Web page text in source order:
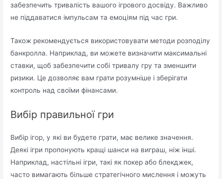
забезпечить тривалість вашого ігрового досвіду. Важливо
не піддаватися імпульсам та емоціям під час гри.
Також рекомендується використовувати методи розподілу
банкролла. Наприклад, ви можете визначити максимальні
ставки, щоб забезпечити собі тривалу гру та зменшити
ризики. Це дозволяє вам грати розумніше і зберігати
контроль над своїми фінансами.
Вибір правильної гри
Вибір ігор, у які ви будете грати, має велике значення.
Деякі ігри пропонують кращі шанси на виграш, ніж інші.
Наприклад, настільні ігри, такі як покер або блекджек,
часто вимагають більше стратегічного мислення і можуть